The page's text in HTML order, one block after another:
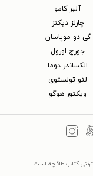
آلبر کامو
چارلز دیکنز
گی دو موپاسان
جورج اورول
الکساندر دوما
لئو تولستوی
ویکتور هوگو
کتاب طاقچه است.